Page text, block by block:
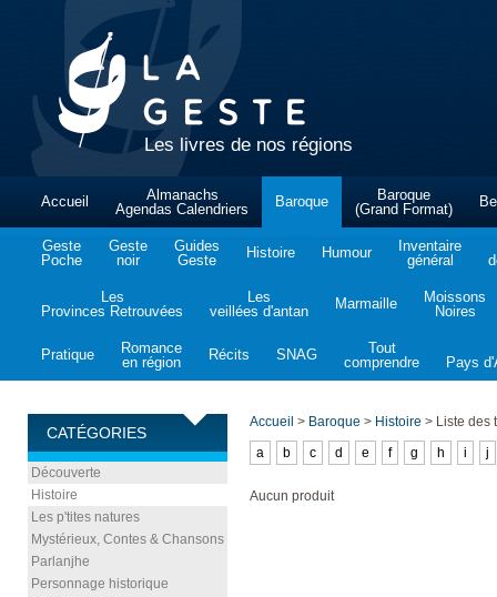
Les livres de nos régions
Accueil
Almanachs
Agendas Calendriers
Baroque
Baroque
(Grand Format)
Geste
Poche
Geste
noir
Guides
Geste
Histoire Humour
Inventaire
général
Les
Provinces Retrouvées
Les
veillées d'antan
Marmaille
Moissons
Noires
Pratique
Romance
en région
Récits SNAG
Tout
comprendre
Pays
CATÉGORIES
Découverte
Histoire
Les p'tites natures
Mystérieux, Contes & Chansons
Parlanjhe
Personnage historique
Accueil > Baroque > Histoire > Liste des
a
b c d e f g h i j
Aucun produit